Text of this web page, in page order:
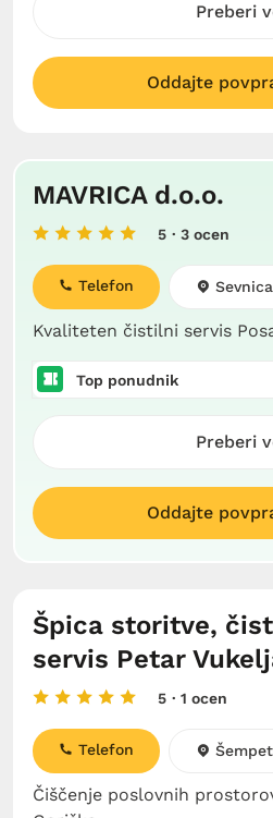
Preberi
Oddajte
MAVRICA d.o.o.
5 · 3 ocen
Kvaliteten čistilni servis
Telefon Sevnica
Top ponudnik
Preberi
Oddajte
Špica storitve,
servis Petar
5 · 1 ocen
Čiščenje poslovnih
Telefon